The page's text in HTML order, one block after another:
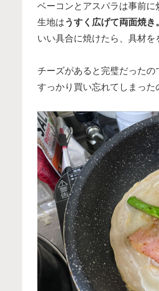
ベーコンとアスパラは事前に
生地は うすく広げて両面焼き。
いい具合に焼けたら、具材
チーズがあると完璧だったの
すっかり買い忘れてしまった